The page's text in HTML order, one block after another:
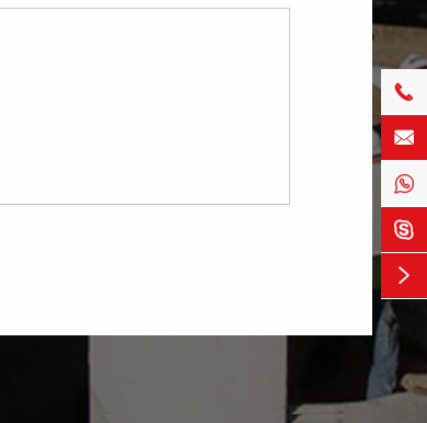




